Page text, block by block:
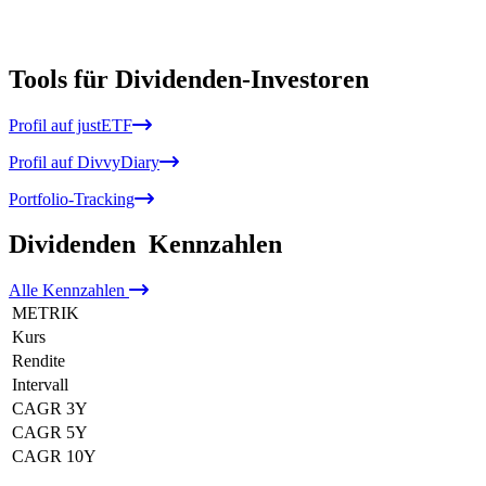
Tools für Dividenden-Investoren
Profil auf justETF
Profil auf DivvyDiary
Portfolio-Tracking
Dividenden Kennzahlen
Alle Kennzahlen
METRIK
Kurs
Rendite
Intervall
CAGR 3Y
CAGR 5Y
CAGR 10Y